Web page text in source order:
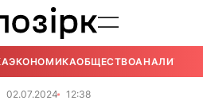
ЭКОНОМИКАОБЩЕСТВОАНАЛИТИКА
02.07.2024 12:38